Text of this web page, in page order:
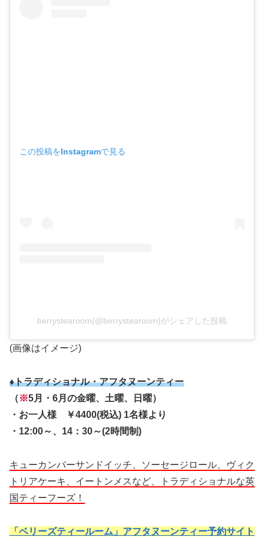
この投稿をInstagramで見る
berrystearoom(@berrystearoom)がシェアした投稿
(画像はイメージ)
♦トラディショナル・アフタヌーンティー
（※5月・6月の金曜、土曜、日曜）
・お一人様 ￥4400(税込) 1名様より
・12:00～、14：30～(2時間制)
キューカンバーサンドイッチ、ソーセージロール、ヴィク
トリアケーキ、イートンメスなど、トラディショナルな英
国ティーフーズ！
「ベリーズティールーム」アフタヌーンティー予約サイト